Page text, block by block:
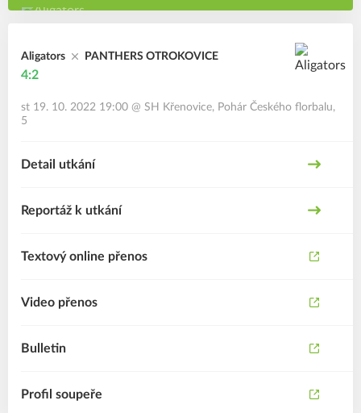
Aligators PANTHERS OTROKOVICE
4:2
st 19. 10. 2022 19:00 @ SH Křenovice, Pohár Českého florbalu,
5
Detail utkání
Reportáž k utkání
Textový online přenos
Video přenos
Bulletin
Profil soupeře